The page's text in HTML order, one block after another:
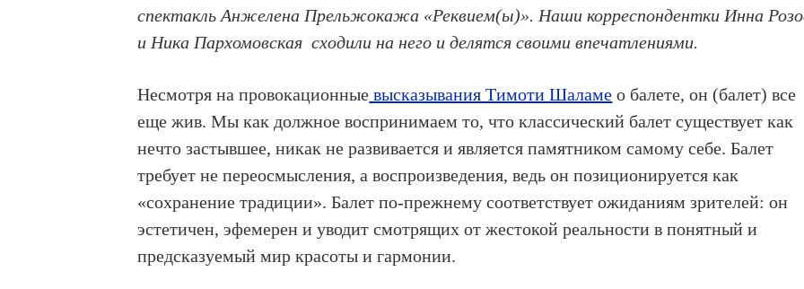
спектакль Анжелена Прельжокажа «Реквием(ы)». Наши корреспондентки Инна
и Ника Пархомовская сходили на него и делятся своими впечатлениями.
Несмотря на провокационные высказывания Тимоти Шаламе о балете, он (балет) все
еще жив. Мы как должное воспринимаем то, что классический балет существует как
нечто застывшее, никак не развивается и является памятником самому себе. Балет
требует не переосмысления, а воспроизведения, ведь он позиционируется как
«сохранение традиции». Балет по-прежнему соответствует ожиданиям зрителей: он
эстетичен, эфемерен и уводит смотрящих от жестокой реальности в понятный и
предсказуемый мир красоты и гармонии.